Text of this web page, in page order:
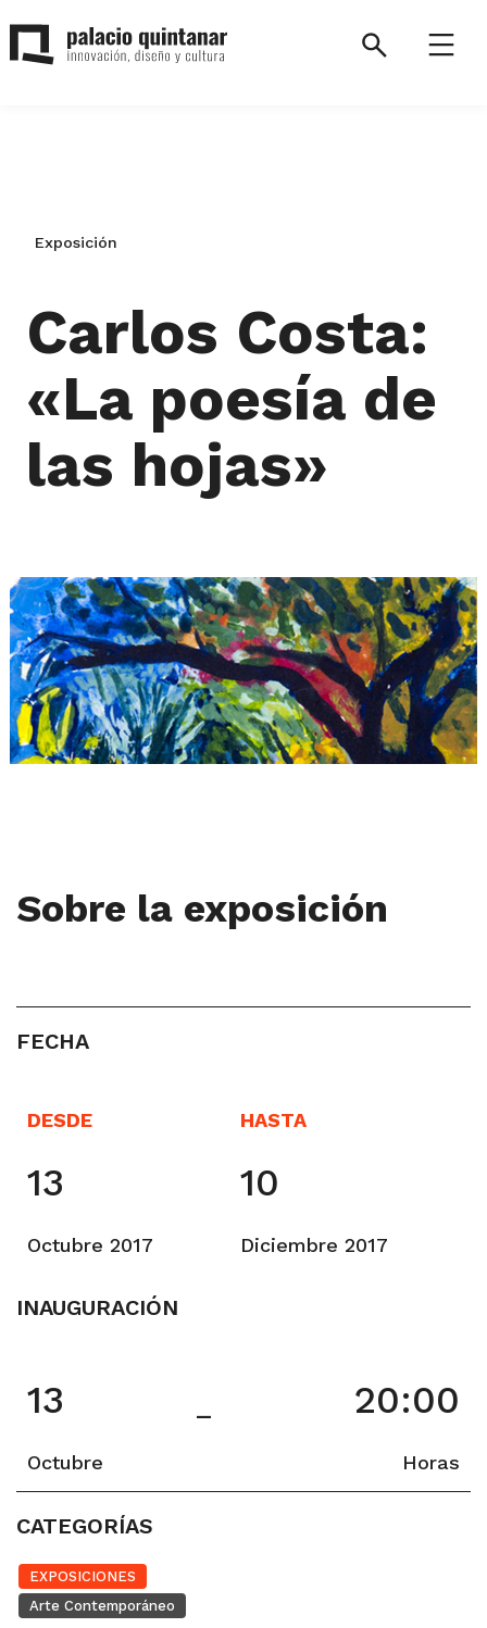
contenido
página
SearchMenú
Exposición
Carlos Costa:
«La poesía de
las hojas»
Sobre la exposición
FECHA
DESDE
13
Octubre 2017
HASTA
10
Diciembre 2017
INAUGURACIÓN
13
Octubre
– 20:00
Horas
CATEGORÍAS
EXPOSICIONES
Arte Contemporáneo